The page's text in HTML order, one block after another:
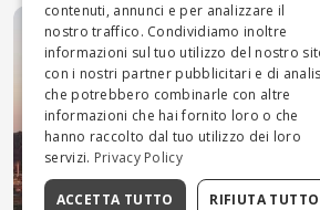
contenuti, annunci e per analizzare il
nostro traffico. Condividiamo inoltre
informazioni sul tuo utilizzo del nostro
con i nostri partner pubblicitari e di
che potrebbero combinarle con altre
informazioni che hai fornito loro o che
hanno raccolto dal tuo utilizzo dei loro
servizi. Privacy Policy
ACCETTA TUTTO RIFIUTA TUTTO